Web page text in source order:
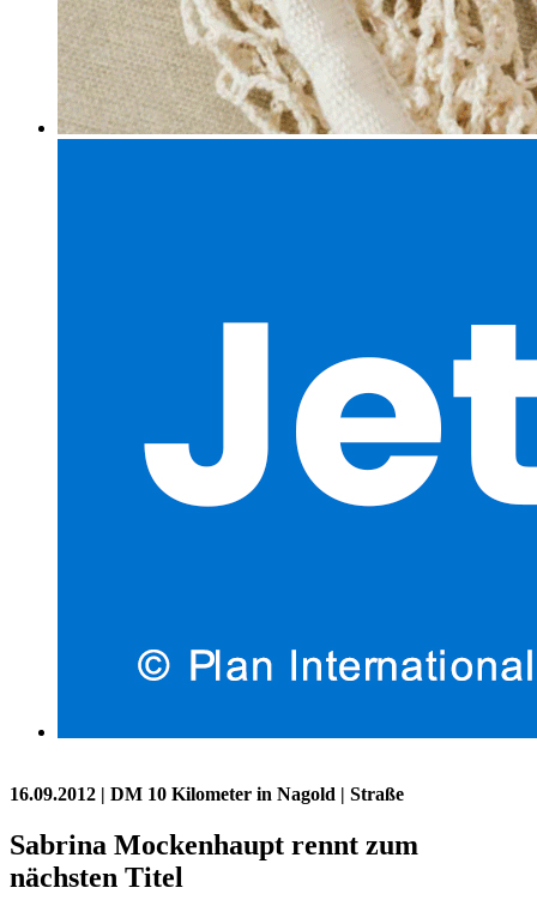
16.09.2012 | DM 10 Kilometer in Nagold | Straße
Sabrina Mockenhaupt rennt zum
nächsten Titel